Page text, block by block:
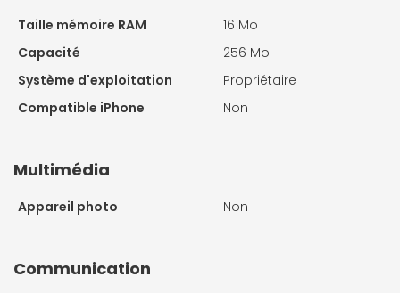
Taille mémoire RAM
16 Mo
Capacité
256 Mo
Système d'exploitation
Propriétaire
Compatible iPhone
Non
Multimédia
Appareil photo Non
Communication